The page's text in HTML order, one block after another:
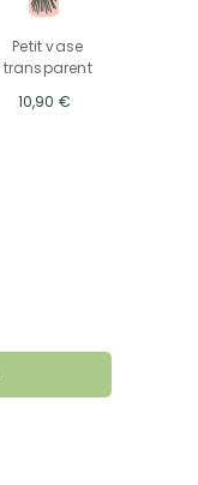
Petit vase
transparent
10,90 €